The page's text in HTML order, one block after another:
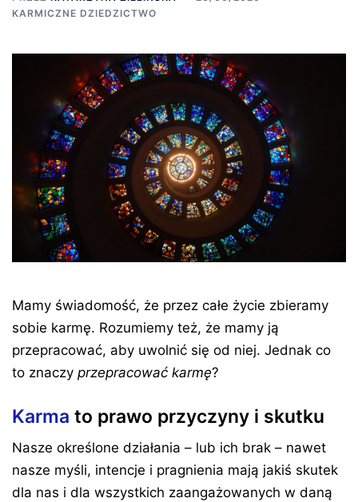
KARMICZNE DZIEDZICTWO
Mamy świadomość, że przez całe życie zbieramy
sobie karmę. Rozumiemy też, że mamy ją
przepracować, aby uwolnić się od niej. Jednak co
to znaczy przepracować karmę?
Karma to prawo przyczyny i skutku
Nasze określone działania – lub ich brak – nawet
nasze myśli, intencje i pragnienia mają jakiś skutek
dla nas i dla wszystkich zaangażowanych w daną